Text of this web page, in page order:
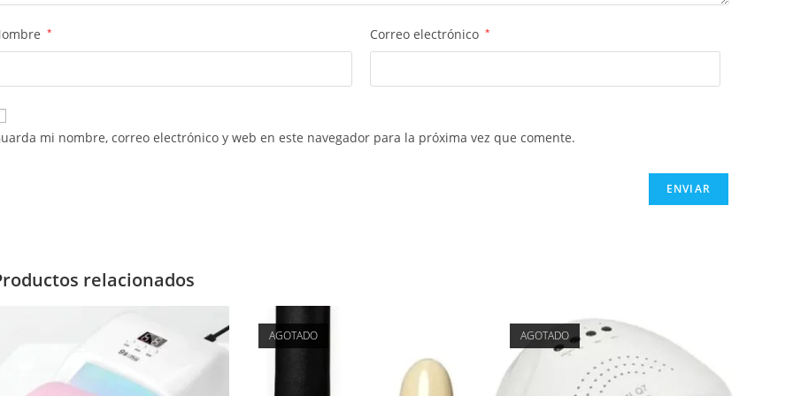
* Correo electrónico *
mi nombre, correo electrónico y web en este navegador para la próxima vez que comente.
relacionados
AGOTADO AGOTADO